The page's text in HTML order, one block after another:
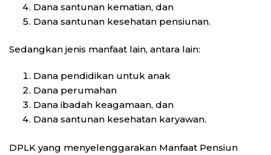
Dana santunan kematian, dan
Dana santunan kesehatan pensiunan.
Sedangkan jenis manfaat lain, antara lain:
Dana pendidikan untuk anak
Dana perumahan
Dana ibadah keagamaan, dan
Dana santunan kesehatan karyawan.
DPLK yang menyelenggarakan Manfaat Pensiun